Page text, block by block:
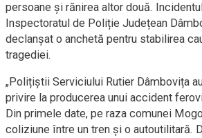
persoane și rănirea altor două.
Inspectoratul de Poliție Județean
declanșat o anchetă pentru stabilirea
tragediei.
„Polițiștii Serviciului Rutier Dâmbovița
privire la producerea unui accident
Din primele date, pe raza comunei
coliziune între un tren și o autoutilitară.